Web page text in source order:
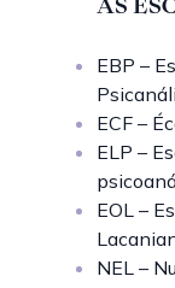
EBP –
ECF –
ELP –
EOL –
NEL –